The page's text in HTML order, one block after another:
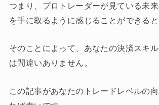
つまり、プロトレーダーが見ている未
を手に取るように感じることができると
そのことによって、あなたの決済スキ
は間違いありません。
この記事があなたのトレードレベルの